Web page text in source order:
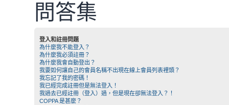
問答集
登入和註冊問題
為什麼我不能登入？
為什麼我必須註冊？
為什麼我會自動登出？
我要如何讓自己的會員名稱不出現在線上會員列表裡頭？
我忘記了我的密碼！
我已經完成註冊但是無法登入！
我過去已經註冊（登入）過，但是現在卻無法登入？！
COPPA 是甚麼？